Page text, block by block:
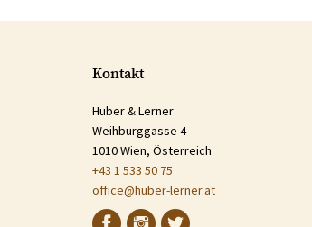
Kontakt
Huber & Lerner
Weihburggasse 4
1010 Wien, Österreich
+43 1 533 50 75
office@huber-lerner.at